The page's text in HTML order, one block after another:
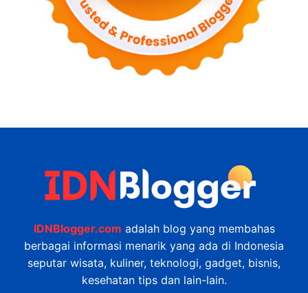
IDNBlogger.com adalah blog yang membahas
berbagai informasi menarik yang ada di Indonesia
seputar wisata, kuliner, teknologi, gadget, bisnis,
kesehatan tips dan lain-lain.